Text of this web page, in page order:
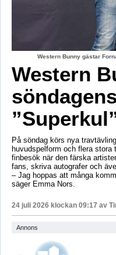
Western Bunny gästar
Western
På söndag körs nya
huvudspelform och flera
finbesök när den färska
fans, skriva autografer och
– Jag hoppas att många
säger Emma Nors.
24 juli 2026 klockan 09:17 av
Annons